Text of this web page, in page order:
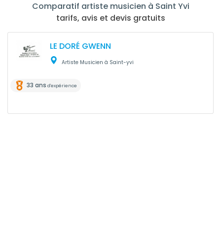
Comparatif artiste musicien à Saint Yvi
tarifs, avis et devis gratuits
LE DORÉ GWENN
Artiste Musicien à Saint-yvi
33 ans d'expérience